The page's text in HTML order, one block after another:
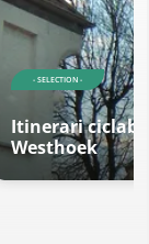
- SELECTION -
Itinerari
Westhoek